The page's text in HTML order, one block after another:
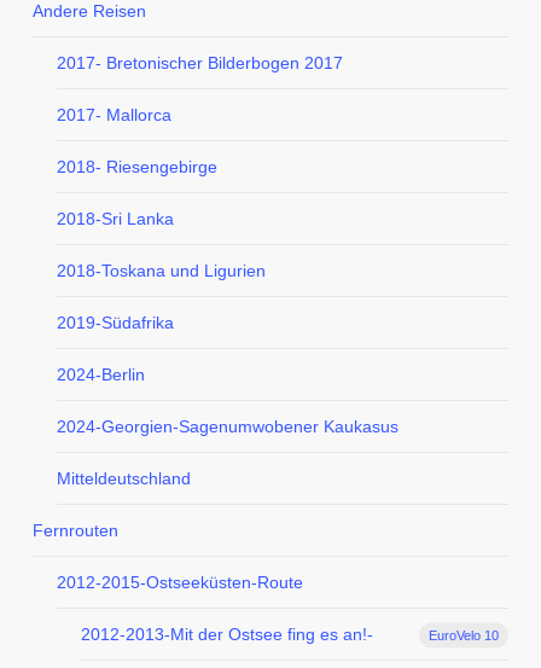
Andere Reisen
2017- Bretonischer Bilderbogen 2017
2017- Mallorca
2018- Riesengebirge
2018-Sri Lanka
2018-Toskana und Ligurien
2019-Südafrika
2024-Berlin
2024-Georgien-Sagenumwobener Kaukasus
Mitteldeutschland
Fernrouten
2012-2015-Ostseeküsten-Route
EuroVelo 10
2012-2013-Mit der Ostsee fing es an!-